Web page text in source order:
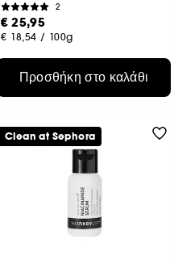
2
€ 25,95
€ 18,54 / 100g
Προσθήκη στο καλάθι
Clean at Sephora